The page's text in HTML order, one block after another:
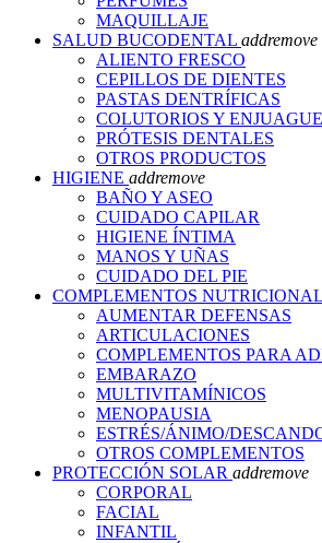
MAQUILLAJE
SALUD BUCODENTAL addremove
ALIENTO FRESCO
CEPILLOS DE DIENTES
PASTAS DENTRÍFICAS
COLUTORIOS Y
PRÓTESIS DENTALES
OTROS PRODUCTOS
HIGIENE addremove
BAÑO Y ASEO
CUIDADO CAPILAR
HIGIENE ÍNTIMA
MANOS Y UÑAS
CUIDADO DEL PIE
COMPLEMENTOS
AUMENTAR DEFENSAS
ARTICULACIONES
COMPLEMENTOS PARA
EMBARAZO
MULTIVITAMÍNICOS
MENOPAUSIA
ESTRÉS/ÁNIMO/
OTROS COMPLEMENTOS
PROTECCIÓN SOLAR addremove
CORPORAL
FACIAL
INFANTIL